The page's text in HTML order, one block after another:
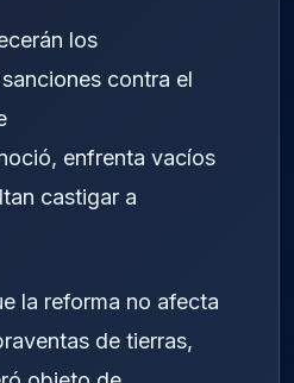
los
contra el
enfrenta vacíos
castigar a
la reforma no afecta
de tierras,